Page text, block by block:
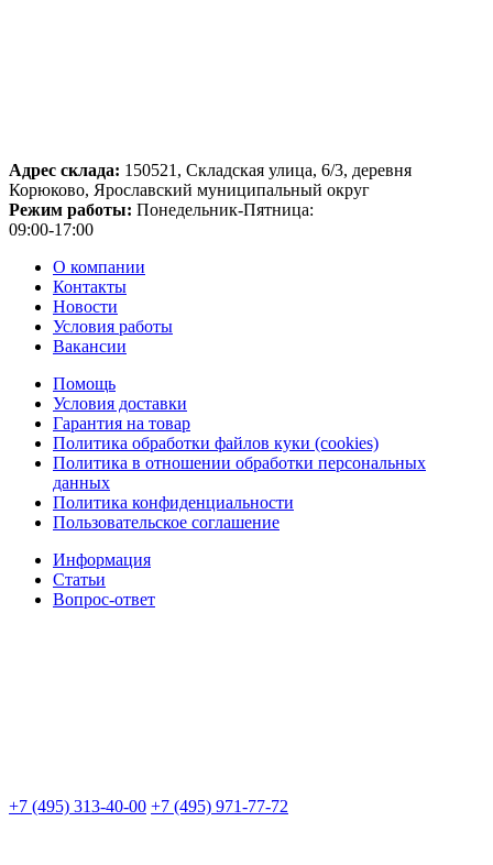
Адрес склада: 150521, Складская улица, 6/3, деревня
Корюково, Ярославский муниципальный округ
Режим работы: Понедельник-Пятница:
09:00-17:00
О компании
Контакты
Новости
Условия работы
Вакансии
Помощь
Условия доставки
Гарантия на товар
Политика обработки файлов куки (cookies)
Политика в отношении обработки персональных
данных
Политика конфиденциальности
Пользовательское соглашение
Информация
Статьи
Вопрос-ответ
+7 (495) 313-40-00 +7 (495) 971-77-72